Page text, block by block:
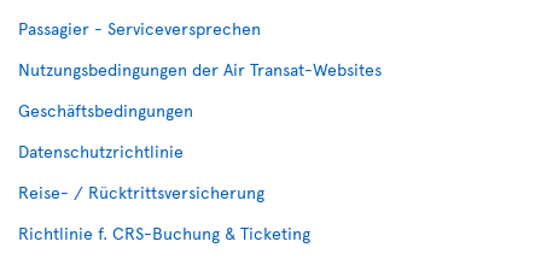
Passagier - Serviceversprechen
Nutzungsbedingungen der Air Transat-Websites
Geschäftsbedingungen
Datenschutzrichtlinie
Reise- / Rücktrittsversicherung
Richtlinie f. CRS-Buchung & Ticketing